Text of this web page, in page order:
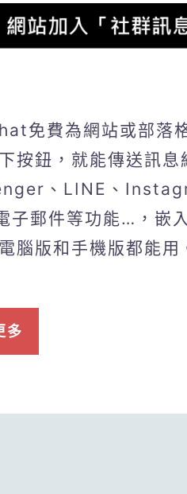
免費為網站或部落
按鈕，就能傳送訊
、LINE、
子郵件等功能…，嵌
腦版和手機版都能用
多